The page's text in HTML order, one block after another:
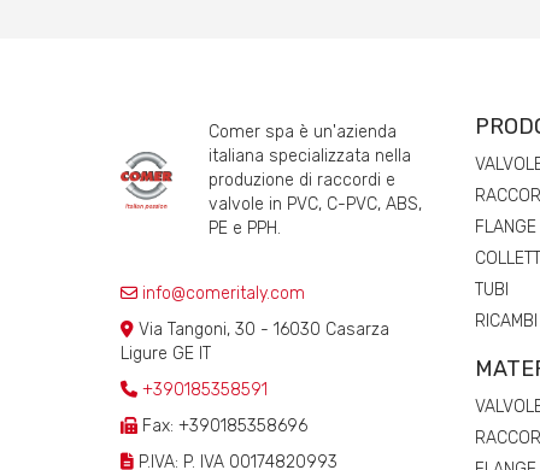
Comer spa è un'azienda
italiana specializzata nella
produzione di raccordi e
valvole in PVC, C-PVC, ABS,
PE e PPH.
info@comeritaly.com
Via Tangoni, 30 - 16030 Casarza
Ligure GE IT
+390185358591
Fax: +390185358696
P.IVA: P. IVA 00174820993
FLANGE
TUBI